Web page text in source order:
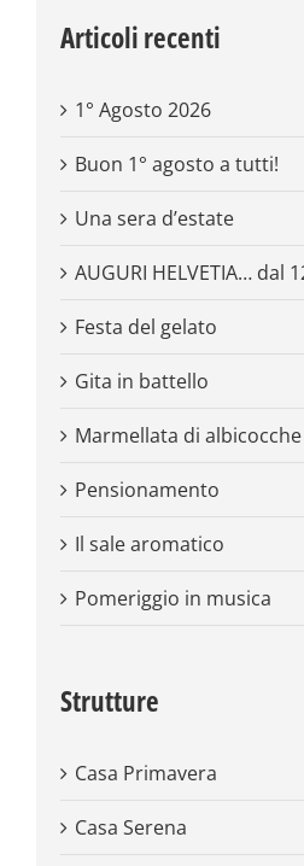
Articoli recenti
1° Agosto 2026
Buon 1° agosto a tutti!
Una sera d’estate
AUGURI HELVETIA… dal
Festa del gelato
Gita in battello
Marmellata di albicocche
Pensionamento
Il sale aromatico
Pomeriggio in musica
Strutture
Casa Primavera
Casa Serena